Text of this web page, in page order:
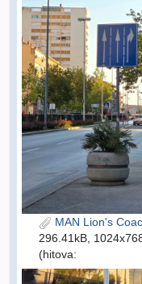
MAN Lion's
296.41kB,
(hitova: